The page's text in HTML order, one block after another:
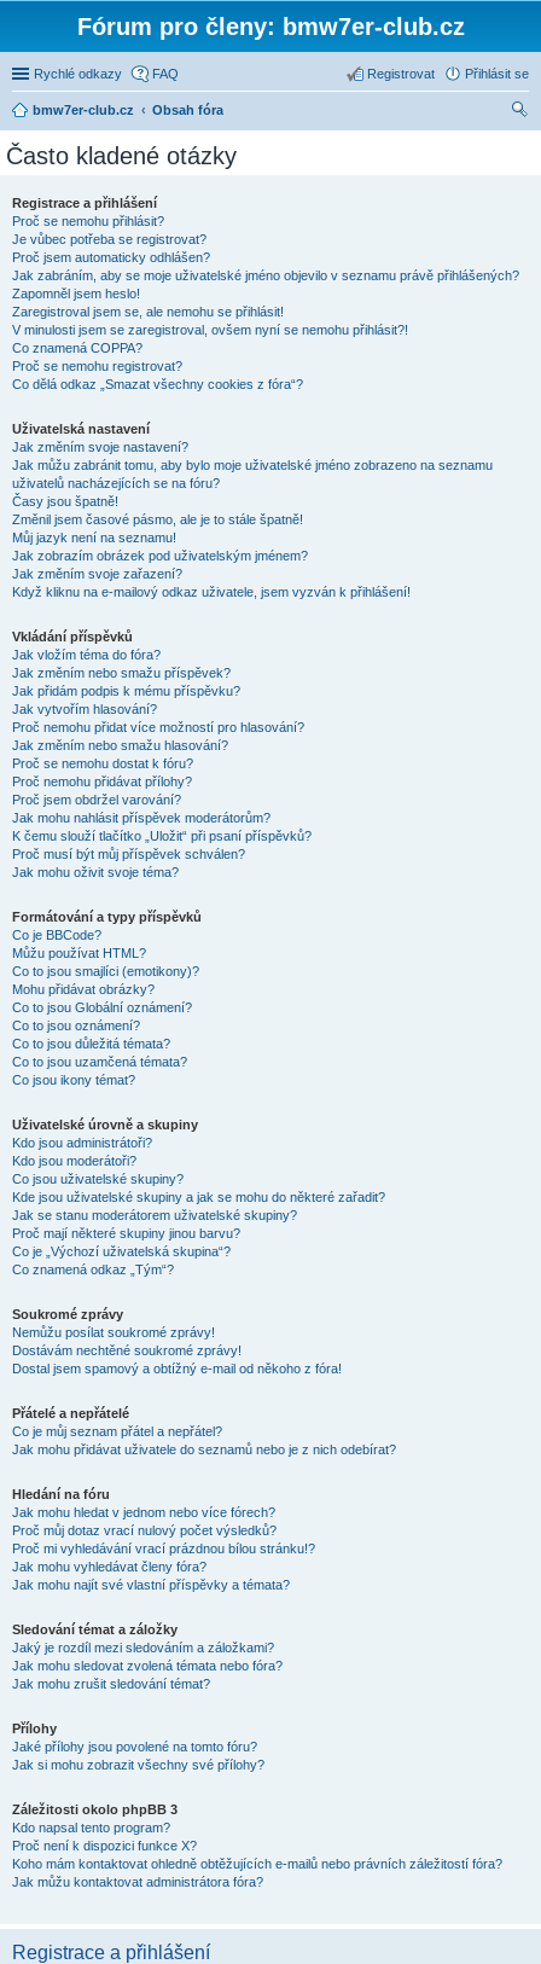
Fórum pro členy: bmw7er-club.cz
Rychlé odkazy FAQ Přihlásit se
Registrovat
bmw7er-club.cz
Obsah fóra
Často kladené otázky
Registrace a přihlášení
Proč se nemohu přihlásit?
Je vůbec potřeba se registrovat?
Proč jsem automaticky odhlášen?
Jak zabráním, aby se moje uživatelské jméno objevilo v seznamu právě přihlášených?
Zapomněl jsem heslo!
Zaregistroval jsem se, ale nemohu se přihlásit!
V minulosti jsem se zaregistroval, ovšem nyní se nemohu přihlásit?!
Co znamená COPPA?
Proč se nemohu registrovat?
Co dělá odkaz „Smazat všechny cookies z fóra“?
Uživatelská nastavení
Jak změním svoje nastavení?
Jak můžu zabránit tomu, aby bylo moje uživatelské jméno zobrazeno na seznamu
uživatelů nacházejících se na fóru?
Časy jsou špatně!
Změnil jsem časové pásmo, ale je to stále špatně!
Můj jazyk není na seznamu!
Jak zobrazím obrázek pod uživatelským jménem?
Jak změním svoje zařazení?
Když kliknu na e-mailový odkaz uživatele, jsem vyzván k přihlášení!
Vkládání příspěvků
Jak vložím téma do fóra?
Jak změním nebo smažu příspěvek?
Jak přidám podpis k mému příspěvku?
Jak vytvořím hlasování?
Proč nemohu přidat více možností pro hlasování?
Jak změním nebo smažu hlasování?
Proč se nemohu dostat k fóru?
Proč nemohu přidávat přílohy?
Proč jsem obdržel varování?
Jak mohu nahlásit příspěvek moderátorům?
K čemu slouží tlačítko „Uložit“ při psaní příspěvků?
Proč musí být můj příspěvek schválen?
Jak mohu oživit svoje téma?
Formátování a typy příspěvků
Co je BBCode?
Můžu používat HTML?
Co to jsou smajlíci (emotikony)?
Mohu přidávat obrázky?
Co to jsou Globální oznámení?
Co to jsou oznámení?
Co to jsou důležitá témata?
Co to jsou uzamčená témata?
Co jsou ikony témat?
Uživatelské úrovně a skupiny
Kdo jsou administrátoři?
Kdo jsou moderátoři?
Co jsou uživatelské skupiny?
Kde jsou uživatelské skupiny a jak se mohu do některé zařadit?
Jak se stanu moderátorem uživatelské skupiny?
Proč mají některé skupiny jinou barvu?
Co je „Výchozí uživatelská skupina“?
Co znamená odkaz „Tým“?
Soukromé zprávy
Nemůžu posílat soukromé zprávy!
Dostávám nechtěné soukromé zprávy!
Dostal jsem spamový a obtížný e-mail od někoho z fóra!
Přátelé a nepřátelé
Co je můj seznam přátel a nepřátel?
Jak mohu přidávat uživatele do seznamů nebo je z nich odebírat?
Hledání na fóru
Jak mohu hledat v jednom nebo více fórech?
Proč můj dotaz vrací nulový počet výsledků?
Proč mi vyhledávání vrací prázdnou bílou stránku!?
Jak mohu vyhledávat členy fóra?
Jak mohu najít své vlastní příspěvky a témata?
Sledování témat a záložky
Jaký je rozdíl mezi sledováním a záložkami?
Jak mohu sledovat zvolená témata nebo fóra?
Jak mohu zrušit sledování témat?
Přílohy
Jaké přílohy jsou povolené na tomto fóru?
Jak si mohu zobrazit všechny své přílohy?
Záležitosti okolo phpBB 3
Kdo napsal tento program?
Proč není k dispozici funkce X?
Koho mám kontaktovat ohledně obtěžujících e-mailů nebo právních záležitostí fóra?
Jak můžu kontaktovat administrátora fóra?
Registrace a přihlášení